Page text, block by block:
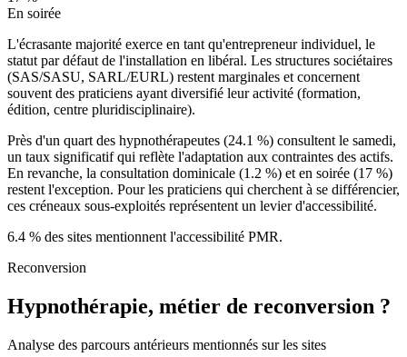
En soirée
L'écrasante majorité exerce en tant qu'entrepreneur individuel, le
statut par défaut de l'installation en libéral. Les structures sociétaires
(SAS/SASU, SARL/EURL) restent marginales et concernent
souvent des praticiens ayant diversifié leur activité (formation,
édition, centre pluridisciplinaire).
Près d'un quart des hypnothérapeutes (24.1 %) consultent le samedi,
un taux significatif qui reflète l'adaptation aux contraintes des actifs.
En revanche, la consultation dominicale (1.2 %) et en soirée (17 %)
restent l'exception. Pour les praticiens qui cherchent à se différencier,
ces créneaux sous-exploités représentent un levier d'accessibilité.
6.4 % des sites mentionnent l'accessibilité PMR.
Reconversion
Hypnothérapie, métier de reconversion ?
Analyse des parcours antérieurs mentionnés sur les sites